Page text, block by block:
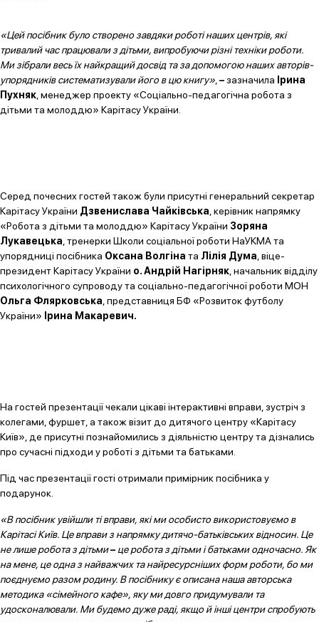
«Цей посібник було створено завдяки роботі наших центрів, які
тривалий час працювали з дітьми, випробуючи різні техніки роботи.
Ми зібрали весь їх найкращий досвід та за допомогою наших авторів-
упорядників систематизували його в цю книгу» –зазначила Ірина
Пухняк , менеджер проекту «Соціально-педагогічна робота з
дітьми та молоддю» Карітасу України.
Серед почесних гостей також були присутні генеральний секретар
Карітасу України Дзвенислава Чайківська , керівник напрямку
«Робота з дітьми та молоддю» Карітасу України Зоряна
Лукавецька , тренерки Школи соціальної роботи НаУКМА та
упорядниці посібника Оксана Волгіна та Лілія Дума , віце-
президент Карітасу України о. Андрій Нагірняк , начальник відділу
психологічного супроводу та соціально-педагогічної роботи МОН
Ольга Флярковська , представниця БФ «Розвиток футболу
України» Ірина Макаревич.
На гостей презентації чекали цікаві інтерактивні вправи, зустріч з
колегами, фуршет, а також візит до дитячого центру «Карітасу
Київ», де присутні познайомились з діяльністю центру та дізнались
про сучасні підходи у роботі з дітьми та батьками.
Під час презентації гості отримали примірник посібника у
подарунок.
«В посібник увійшли ті вправи, які ми особисто використовуємо в
Карітасі Київ. Це вправи з напрямку дитячо-батьківських відносин. Це
не лише робота з дітьми– це робота з дітьми і батьками одночасно. Як
на мене, це одна з найважчих та найресурсніших форм роботи, бо ми
поєднуємо разом родину. В посібнику є описана наша авторська
методика «сімейного кафе», яку ми довго придумували та
удосконалювали. Ми будемо дуже раді, якщо й інші центри спробують